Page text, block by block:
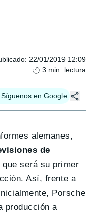
: 22/01/2019 12:09
3 min. lectura
Síguenos en Google
alemanes,
de
que será su primer
Así, frente a
Porsche
producción a